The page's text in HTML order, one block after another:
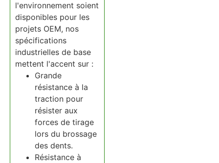
l'environnement soient
disponibles pour les
projets OEM, nos
spécifications
industrielles de base
mettent l'accent sur :
Grande
résistance à la
traction pour
résister aux
forces de tirage
lors du brossage
des dents.
Résistance à